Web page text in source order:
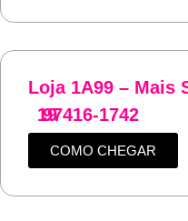
Loja 1A99 – Mais
19
97416-1742
COMO CHEGAR